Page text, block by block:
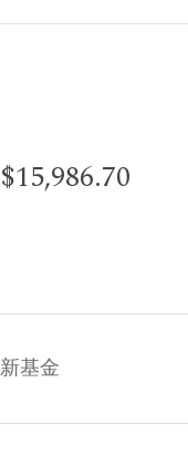
基金